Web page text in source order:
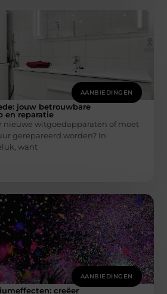
AANBIEDINGEN
jouw betrouwbare
en reparatie
nieuwe witgoedapparaten of moet
gerepareerd worden? In
want
AANBIEDINGEN
creëer